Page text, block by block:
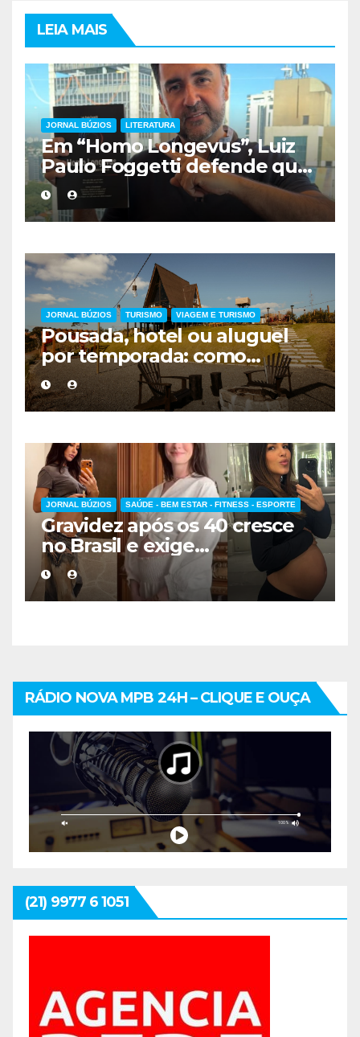
LEIA MAIS
JORNAL BÚZIOS LITERATURA
Em “Homo Longevus”, Luiz
Paulo Foggetti defende que
viver mais exigirá uma nova
forma de encarar a vida
JORNAL BÚZIOS TURISMO VIAGEM E TURISMO
Pousada, hotel ou aluguel
por temporada: como
escolher a melhor
hospedagem
JORNAL BÚZIOS SAÚDE - BEM ESTAR - FITNESS - ESPORTE
Gravidez após os 40 cresce
no Brasil e exige
acompanhamento médico
mais cuidadoso
RÁDIO NOVA MPB 24H – CLIQUE E OUÇA
(21) 9977 6 1051